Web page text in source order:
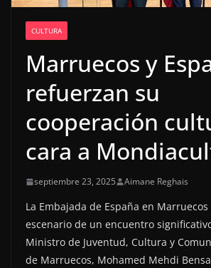
CULTURA
Marruecos y
refuerzan su
cooperación
cara a
septiembre 23, 2025 Aimane Reghais
La Embajada de España en
escenario de un encuentro
Ministro de Juventud, Cultura y
de Marruecos, Mohamed Mehdi